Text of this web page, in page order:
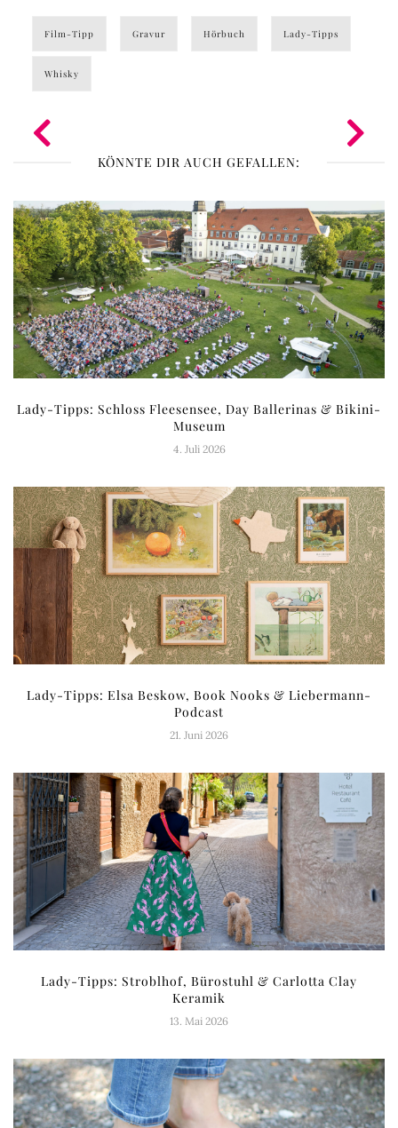
Film-Tipp Gravur Hörbuch Lady-Tipps
Whisky
KÖNNTE DIR AUCH GEFALLEN:
Lady-Tipps: Schloss Fleesensee, Day Ballerinas & Bikini-
Museum
4. Juli 2026
Lady-Tipps: Elsa Beskow, Book Nooks & Liebermann-
Podcast
21. Juni 2026
Lady-Tipps: Stroblhof, Bürostuhl & Carlotta Clay
Keramik
13. Mai 2026